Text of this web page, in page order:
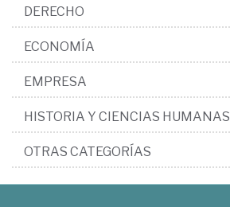
DERECHO
ECONOMÍA
EMPRESA
HISTORIA Y CIENCIAS HUMANAS
OTRAS CATEGORÍAS